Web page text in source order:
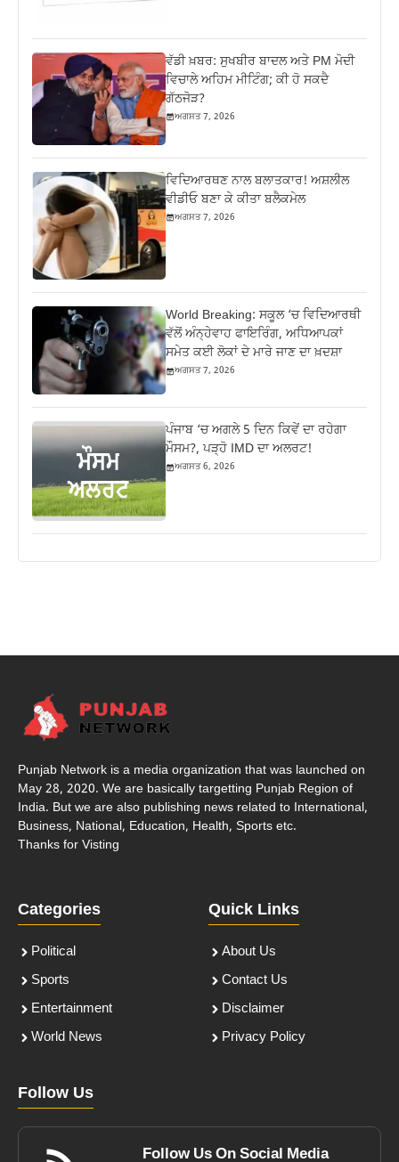
ਵੱਡੀ ਖ਼ਬਰ: ਸੁਖਬੀਰ ਬਾਦਲ ਅਤੇ PM ਮੋਦੀ
ਵਿਚਾਲੇ ਅਹਿਮ ਮੀਟਿੰਗ; ਕੀ ਹੋ ਸਕਦੈ
ਗੱਠਜੋੜ?
ਅਗਸਤ 7, 2026
ਵਿਦਿਆਰਥਣ ਨਾਲ ਬਲਾਤਕਾਰ! ਅਸ਼ਲੀਲ
ਵੀਡੀਓ ਬਣਾ ਕੇ ਕੀਤਾ ਬਲੈਕਮੇਲ
ਅਗਸਤ 7, 2026
World Breaking: ਸਕੂਲ ‘ਚ ਵਿਦਿਆਰਥੀ
ਵੱਲੋਂ ਅੰਨ੍ਹੇਵਾਹ ਫਾਇਰਿੰਗ, ਅਧਿਆਪਕਾਂ
ਸਮੇਤ ਕਈ ਲੋਕਾਂ ਦੇ ਮਾਰੇ ਜਾਣ ਦਾ ਖ਼ਦਸ਼ਾ
ਅਗਸਤ 7, 2026
ਪੰਜਾਬ ‘ਚ ਅਗਲੇ 5 ਦਿਨ ਕਿਵੇਂ ਦਾ ਰਹੇਗਾ
ਮੌਸਮ?, ਪੜ੍ਹੋ IMD ਦਾ ਅਲਰਟ!
ਅਗਸਤ 6, 2026
Punjab Network is a media organization that was launched on
May 28, 2020. We are basically targetting Punjab Region of
India. But we are also publishing news related to International,
Business, National, Education, Health, Sports etc.
Thanks for Visting
Categories
Political
Sports
Entertainment
World News
Quick Links
About Us
Contact Us
Disclaimer
Privacy Policy
Follow Us
Follow Us On Social Media